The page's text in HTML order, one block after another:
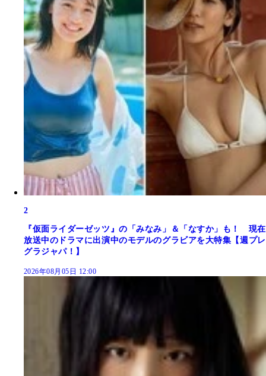
2
『仮面ライダーゼッツ』の「みなみ」＆「なすか」も！ 現在
放送中のドラマに出演中のモデルのグラビアを大特集【週プレ
グラジャパ！】
2026年08月05日 12:00